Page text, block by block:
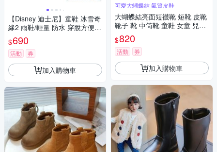
【Disney 迪士尼】童鞋 冰雪奇
緣2 雨鞋/輕量 防水 穿脫方便
粉紫(FNKL51477)
$690
活動 券
加入購物車
可愛大蝴蝶結 氣質皮鞋
大蝴蝶結亮面短襪靴 短靴 皮靴
靴子 靴 中筒靴 童鞋 女童 兒童
橘魔法 現貨【BB8693】
$820
活動 券
加入購物車